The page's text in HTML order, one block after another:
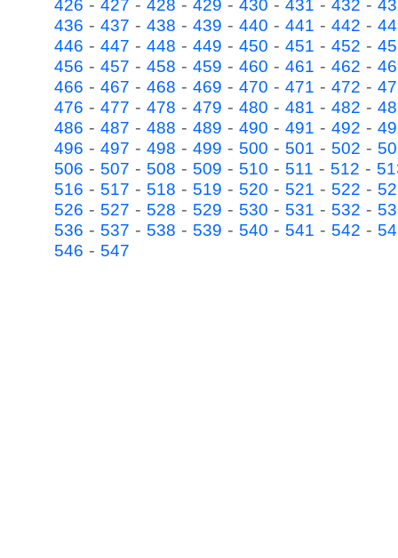
426 - 427 - 428 - 429 - 430 - 431 - 432 -
436 - 437 - 438 - 439 - 440 - 441 - 442 -
446 - 447 - 448 - 449 - 450 - 451 - 452 -
456 - 457 - 458 - 459 - 460 - 461 - 462 -
466 - 467 - 468 - 469 - 470 - 471 - 472 -
476 - 477 - 478 - 479 - 480 - 481 - 482 -
486 - 487 - 488 - 489 - 490 - 491 - 492 -
496 - 497 - 498 - 499 - 500 - 501 - 502 -
506 - 507 - 508 - 509 - 510 - 511 - 512 -
516 - 517 - 518 - 519 - 520 - 521 - 522 -
526 - 527 - 528 - 529 - 530 - 531 - 532 -
536 - 537 - 538 - 539 - 540 - 541 - 542 -
546 - 547